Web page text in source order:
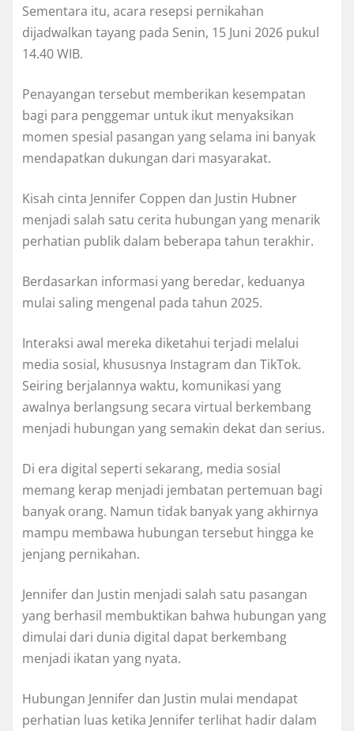
Sementara itu, acara resepsi pernikahan
dijadwalkan tayang pada Senin, 15 Juni 2026 pukul
14.40 WIB.
Penayangan tersebut memberikan kesempatan
bagi para penggemar untuk ikut menyaksikan
momen spesial pasangan yang selama ini banyak
mendapatkan dukungan dari masyarakat.
Kisah cinta Jennifer Coppen dan Justin Hubner
menjadi salah satu cerita hubungan yang menarik
perhatian publik dalam beberapa tahun terakhir.
Berdasarkan informasi yang beredar, keduanya
mulai saling mengenal pada tahun 2025.
Interaksi awal mereka diketahui terjadi melalui
media sosial, khususnya Instagram dan TikTok.
Seiring berjalannya waktu, komunikasi yang
awalnya berlangsung secara virtual berkembang
menjadi hubungan yang semakin dekat dan serius.
Di era digital seperti sekarang, media sosial
memang kerap menjadi jembatan pertemuan bagi
banyak orang. Namun tidak banyak yang akhirnya
mampu membawa hubungan tersebut hingga ke
jenjang pernikahan.
Jennifer dan Justin menjadi salah satu pasangan
yang berhasil membuktikan bahwa hubungan yang
dimulai dari dunia digital dapat berkembang
menjadi ikatan yang nyata.
Hubungan Jennifer dan Justin mulai mendapat
perhatian luas ketika Jennifer terlihat hadir dalam